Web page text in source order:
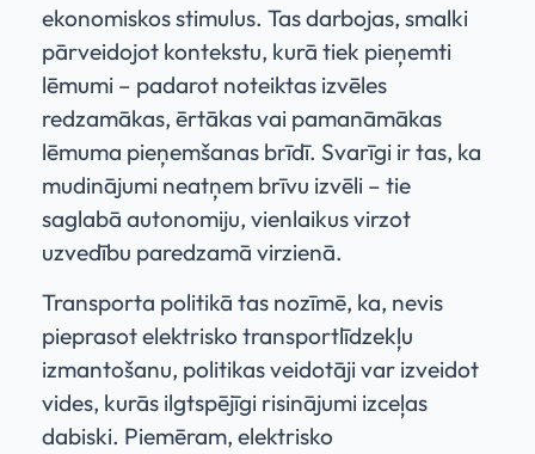
ekonomiskos stimulus. Tas darbojas, smalki
pārveidojot kontekstu, kurā tiek pieņemti
lēmumi – padarot noteiktas izvēles
redzamākas, ērtākas vai pamanāmākas
lēmuma pieņemšanas brīdī. Svarīgi ir tas, ka
mudinājumi neatņem brīvu izvēli – tie
saglabā autonomiju, vienlaikus virzot
uzvedību paredzamā virzienā.
Transporta politikā tas nozīmē, ka, nevis
pieprasot elektrisko transportlīdzekļu
izmantošanu, politikas veidotāji var izveidot
vides, kurās ilgtspējīgi risinājumi izceļas
dabiski. Piemēram, elektrisko